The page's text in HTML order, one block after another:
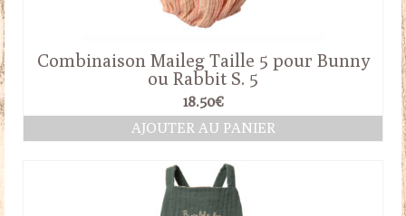
Combinaison Maileg Taille 5 pour Bunny
ou Rabbit S. 5
18.50€
AJOUTER AU PANIER